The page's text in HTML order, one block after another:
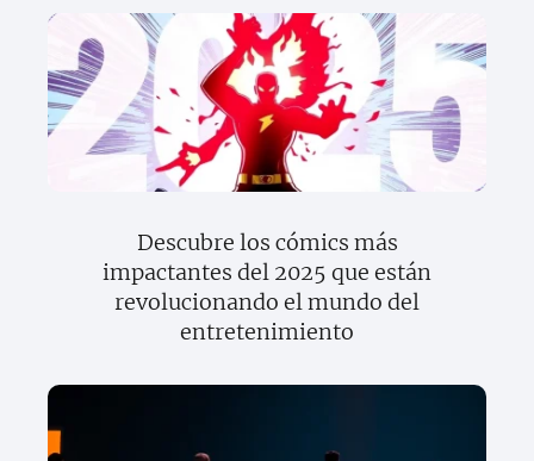
Descubre los cómics más
impactantes del 2025 que están
revolucionando el mundo del
entretenimiento